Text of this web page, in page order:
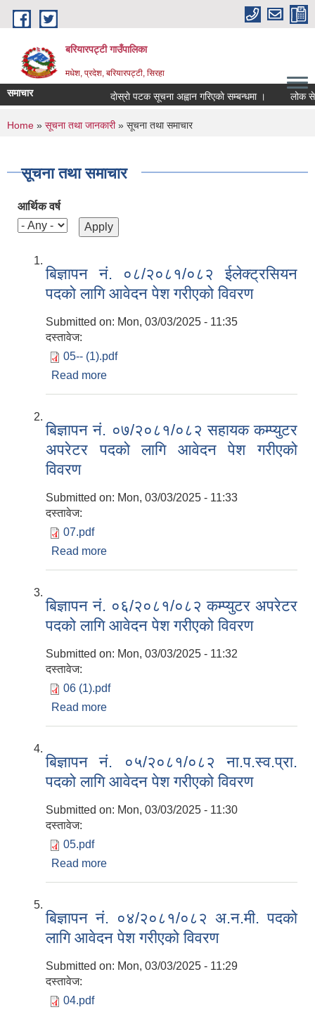
Skip to main content
बरियारपट्टी गाउँपालिका
मधेश, प्रदेश, बरियारपट्टी, सिरहा
समाचार दाेस्राे पटक सूचना अह्वान गरिएकाे सम्बन्धमा । लोक सेवा
You are here
Home » सूचना तथा जानकारी» सूचना तथा समाचार
सूचना तथा समाचार
आर्थिक वर्ष
बिज्ञापन नं. ०८/२०८१/०८२ ईलेक्ट्रसियन
पदको लागि आवेदन पेश गरीएको विवरण
Submitted on: Mon, 03/03/2025 - 11:35
दस्तावेज:
05-- (1).pdf
Read more
बिज्ञापन नं. ०७/२०८१/०८२ सहायक कम्प्युटर
अपरेटर पदको लागि आवेदन पेश गरीएको
विवरण
Submitted on: Mon, 03/03/2025 - 11:33
दस्तावेज:
07.pdf
Read more
बिज्ञापन नं. ०६/२०८१/०८२ कम्प्युटर अपरेटर
पदको लागि आवेदन पेश गरीएको विवरण
Submitted on: Mon, 03/03/2025 - 11:32
दस्तावेज:
06 (1).pdf
Read more
बिज्ञापन नं. ०५/२०८१/०८२ ना.प.स्व.प्रा.
पदको लागि आवेदन पेश गरीएको विवरण
Submitted on: Mon, 03/03/2025 - 11:30
दस्तावेज:
05.pdf
Read more
बिज्ञापन नं. ०४/२०८१/०८२ अ.न.मी. पदको
लागि आवेदन पेश गरीएको विवरण
Submitted on: Mon, 03/03/2025 - 11:29
दस्तावेज:
04.pdf